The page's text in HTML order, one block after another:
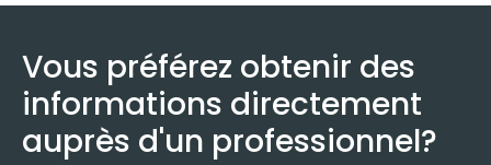
Vous préférez obtenir des
informations directement
auprès d'un professionnel?